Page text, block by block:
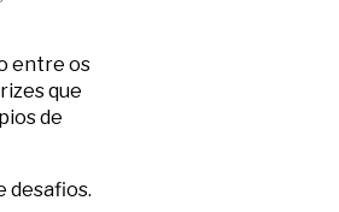
entre os
que
de
desafios.